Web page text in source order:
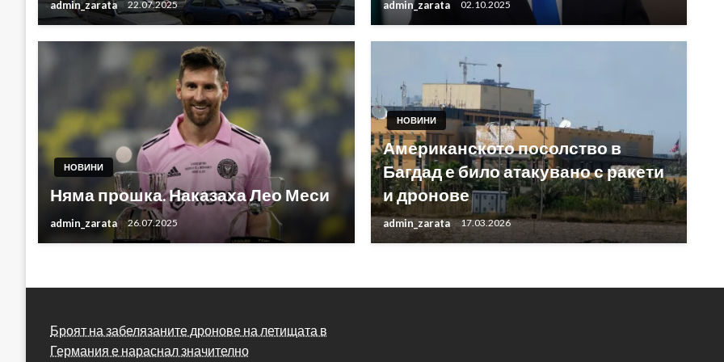
admin_zarata 22.07.2025 admin_zarata 02.10.2025
НОВИНИ
Няма прошка. Наказаха Лео Меси
admin_zarata 26.07.2025
НОВИНИ
Американското посолство в
Багдад е било атакувано с ракети
и дронове
admin_zarata 17.03.2026
Броят на забелязаните дронове на летищата в
Германия е нараснал значително